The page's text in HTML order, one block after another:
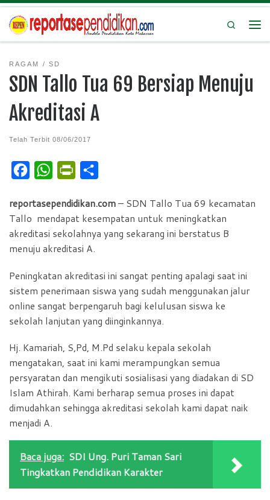
Search
RAGAM SD
SDN Tallo Tua 69 Bersiap Menuju
Akreditasi A
Telah Terbit 08/06/2017
c
e
b
o
k
W
a
t
p
p
i
n
r
i
d
l
y
a
r
reportasependidikan.com– SDN Tallo Tua 69 kecamatan
Tallo mendapat kesempatan untuk meningkatkan
akreditasi sekolahnya yang sekarang ini berstatus B
menuju akreditasi A.
Peningkatan akreditasi ini sangat penting apalagi saat ini
sistem penerimaan siswa yang sudah menggunakan jalur
online sangat berpengaruh bagi kelulusan siswa ke
sekolah lanjutan yang diinginkannya.
Hj. Kamariah, S,Pd, M.Pd selaku kepala sekolah
mengatakan, saat ini kami merampungkan semua
persyaratan dan mengikuti sosialisasi yang diadakan di SD
Islam Athirah. Kami berharap semua proses ini dapat
dimudahkan sehingga akreditasi sekolah kami dapat naik
menjadi A.
Baca juga: SDI Ung. Puri Taman Sari
Tingkatkan Pendidikan Karakter